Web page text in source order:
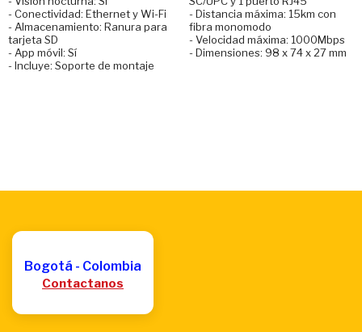
- Conectividad: Ethernet y Wi-Fi
- Almacenamiento: Ranura para
tarjeta SD
- App móvil: Sí
- Incluye: Soporte de montaje
- Distancia máxima: 15km con
fibra monomodo
- Velocidad máxima: 1000Mbps
- Dimensiones: 98 x 74 x 27 mm
Bogotá - Colombia
Contactanos